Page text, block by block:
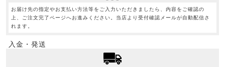
お届け先の指定やお支払い方法等をご入力いただきましたら、内容をご確認の
上、ご注文完了ページへお進みください。当店より受付確認メールが自動配信さ
れます。
入金・発送